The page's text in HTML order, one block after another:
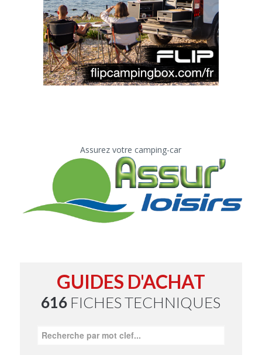
Assurez votre camping-car
GUIDES D'ACHAT
616 FICHES TECHNIQUES